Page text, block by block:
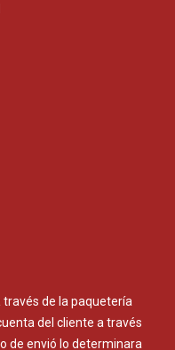
de la paquetería
del cliente a través
de envió lo determinara